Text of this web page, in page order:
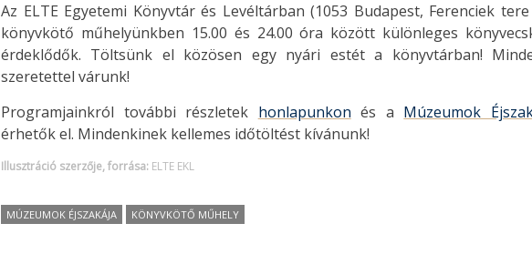
Az ELTE Egyetemi Könyvtár és Levéltárban (1053 Budapest, Ferenciek
könyvkötő műhelyünkben 15.00 és 24.00 óra között különleges
érdeklődők. Töltsünk el közösen egy nyári estét a könyvtárban!
szeretettel várunk!
Programjainkról további részletek honlapunkon és a Múzeumok
érhetők el. Mindenkinek kellemes időtöltést kívánunk!
Illusztráció szerzője, forrása: ELTE EKL
MÚZEUMOK ÉJSZAKÁJA KÖNYVKÖTŐ MŰHELY